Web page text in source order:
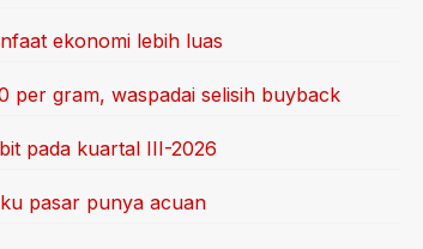
ekonomi lebih luas
per gram, waspadai selisih buyback
pada kuartal III-2026
pasar punya acuan